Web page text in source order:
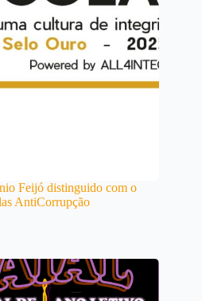
Feijó distinguido com o
AntiCorrupção